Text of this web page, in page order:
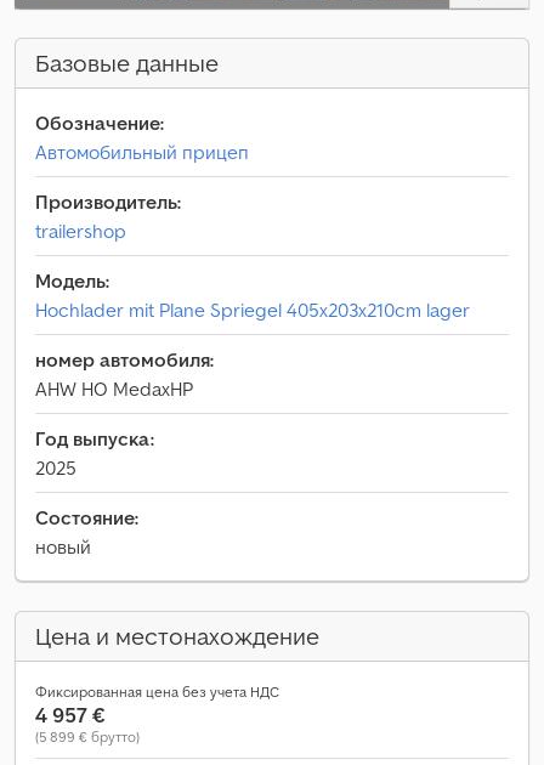
Базовые данные
Обозначение:
Автомобильный прицеп
Производитель:
trailershop
Модель:
Hochlader mit Plane Spriegel 405x203x210cm lager
номер автомобиля:
AHW HO MedaxHP
Год выпуска:
2025
Состояние:
новый
Цена и местонахождение
Фиксированная цена без учета НДС
4 957 €
(5 899 € брутто)